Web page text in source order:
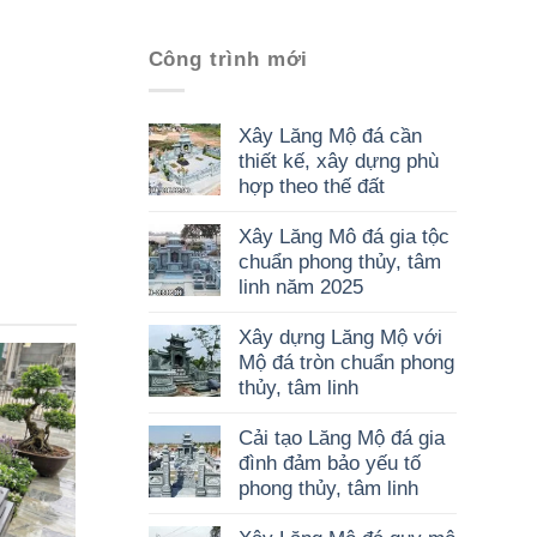
Công trình mới
Xây Lăng Mộ đá cần
thiết kế, xây dựng phù
hợp theo thế đất
Xây Lăng Mô đá gia tộc
chuẩn phong thủy, tâm
linh năm 2025
Xây dựng Lăng Mộ với
Mộ đá tròn chuẩn phong
thủy, tâm linh
Cải tạo Lăng Mộ đá gia
đình đảm bảo yếu tố
phong thủy, tâm linh